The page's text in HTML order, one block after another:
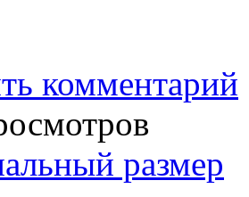
комментарий
размер